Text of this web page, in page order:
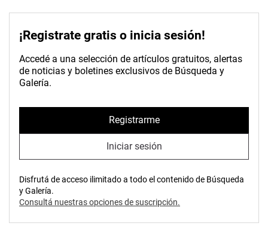
¡Registrate gratis o inicia sesión!
Accedé a una selección de artículos gratuitos, alertas
de noticias y boletines exclusivos de Búsqueda y
Galería.
Registrarme
Iniciar sesión
Disfrutá de acceso ilimitado a todo el contenido de Búsqueda
y Galería.
Consultá nuestras opciones de suscripción.